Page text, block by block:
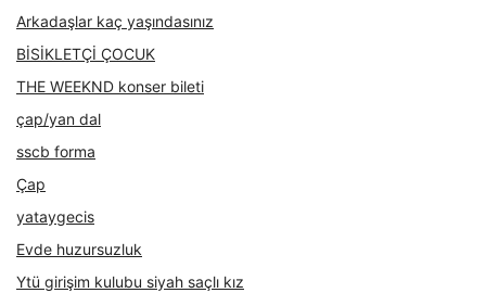
Arkadaşlar kaç yaşındasınız
BİSİKLETÇİ ÇOCUK
THE WEEKND konser bileti
çap/yan dal
sscb forma
Çap
yataygecis
Evde huzursuzluk
Ytü girişim kulubu siyah saçlı kız